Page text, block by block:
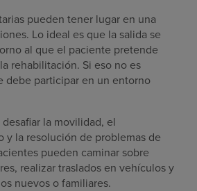
pueden tener lugar en una
Lo ideal es que la salida se
al que el paciente pretende
rehabilitación. Si eso no es
debe participar en un entorno
la movilidad, el
y la resolución de problemas de
pueden caminar sobre
realizar traslados en vehículos y
nuevos o familiares.